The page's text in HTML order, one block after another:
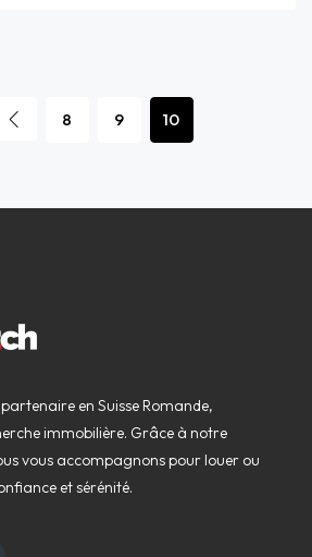
8 9 10
en Suisse Romande,
immobilière. Grâce à notre
vous accompagnons pour louer ou
et sérénité.